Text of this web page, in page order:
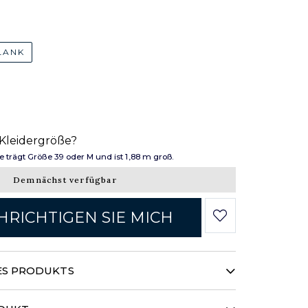
trägt Größe 39 oder M und ist 1,88 m groß.
Demnächst verfügbar
SIE MICH
PRODUKTS